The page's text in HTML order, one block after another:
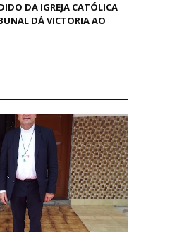
DA IGREJA CATÓLICA
DÁ VICTORIA AO